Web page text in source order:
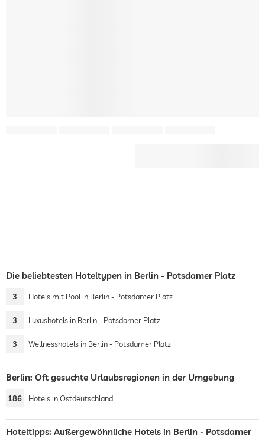
Die beliebtesten Hoteltypen in Berlin - Potsdamer Platz
3 Hotels mit Pool in Berlin - Potsdamer Platz
3 Luxushotels in Berlin - Potsdamer Platz
3 Wellnesshotels in Berlin - Potsdamer Platz
Berlin: Oft gesuchte Urlaubsregionen in der Umgebung
186 Hotels in Ostdeutschland
Hoteltipps: Außergewöhnliche Hotels in Berlin - Potsdamer